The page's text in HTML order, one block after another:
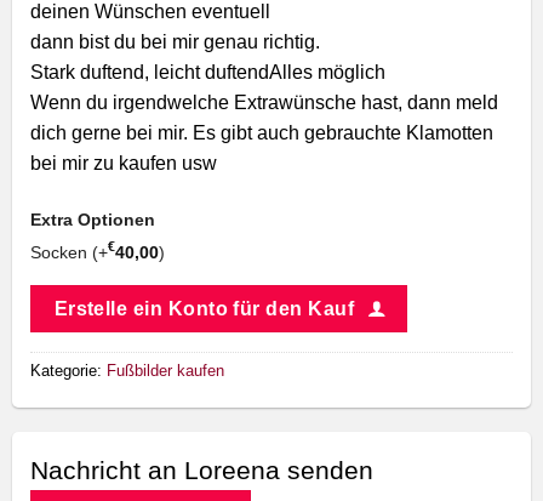
deinen Wünschen eventuell
dann bist du bei mir genau richtig.
Stark duftend, leicht duftendAlles möglich
Wenn du irgendwelche Extrawünsche hast, dann meld
dich gerne bei mir. Es gibt auch gebrauchte Klamotten
bei mir zu kaufen usw
Extra Optionen
Socken (+€40,00)
Erstelle ein Konto für den Kauf
Kategorie: Fußbilder kaufen
Nachricht an Loreena senden